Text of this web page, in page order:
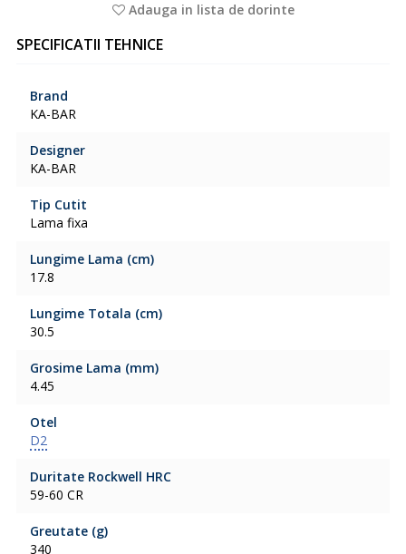
Adauga in lista de dorinte
SPECIFICATII TEHNICE
Brand
KA-BAR
Designer
KA-BAR
Tip Cutit
Lama fixa
Lungime Lama (cm)
17.8
Lungime Totala (cm)
30.5
Grosime Lama (mm)
4.45
Otel
D2
Duritate Rockwell HRC
59-60 CR
Greutate (g)
340